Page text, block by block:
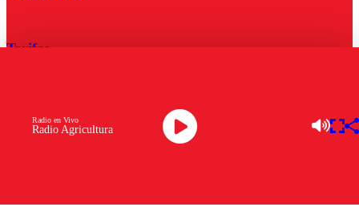
Radio Agricultura
Radio en Vivo
Tarifas
Descarga la APP